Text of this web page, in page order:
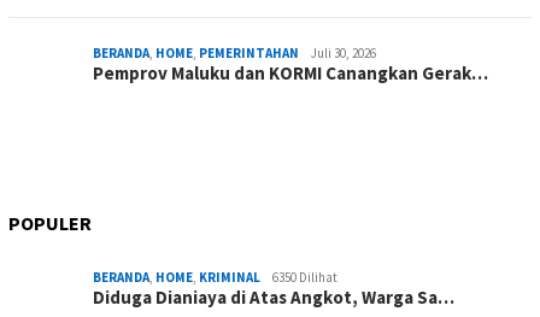
BERANDA, HOME, PEMERINTAHAN Juli 30, 2026
Pemprov Maluku dan KORMI Canangkan Gerak…
POPULER
BERANDA, HOME, KRIMINAL 6350 Dilihat
Diduga Dianiaya di Atas Angkot, Warga Sa…